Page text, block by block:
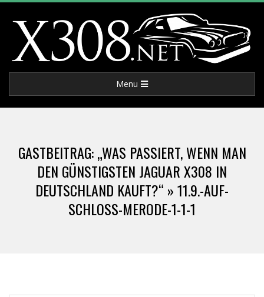
content
X
3
0
8
Navigation
Menu
GASTBEITRAG: „WAS PASSIERT, WENN MAN
DEN GÜNSTIGSTEN JAGUAR X308 IN
DEUTSCHLAND KAUFT?“ »11.9.-AUF-
SCHLOSS-MERODE-1-1-1